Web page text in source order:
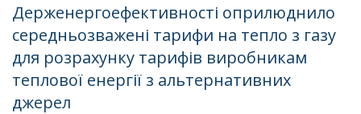
Держенергоефективності оприлюднило
середньозважені тарифи на тепло з газу
для розрахунку тарифів виробникам
теплової енергії з альтернативних
джерел